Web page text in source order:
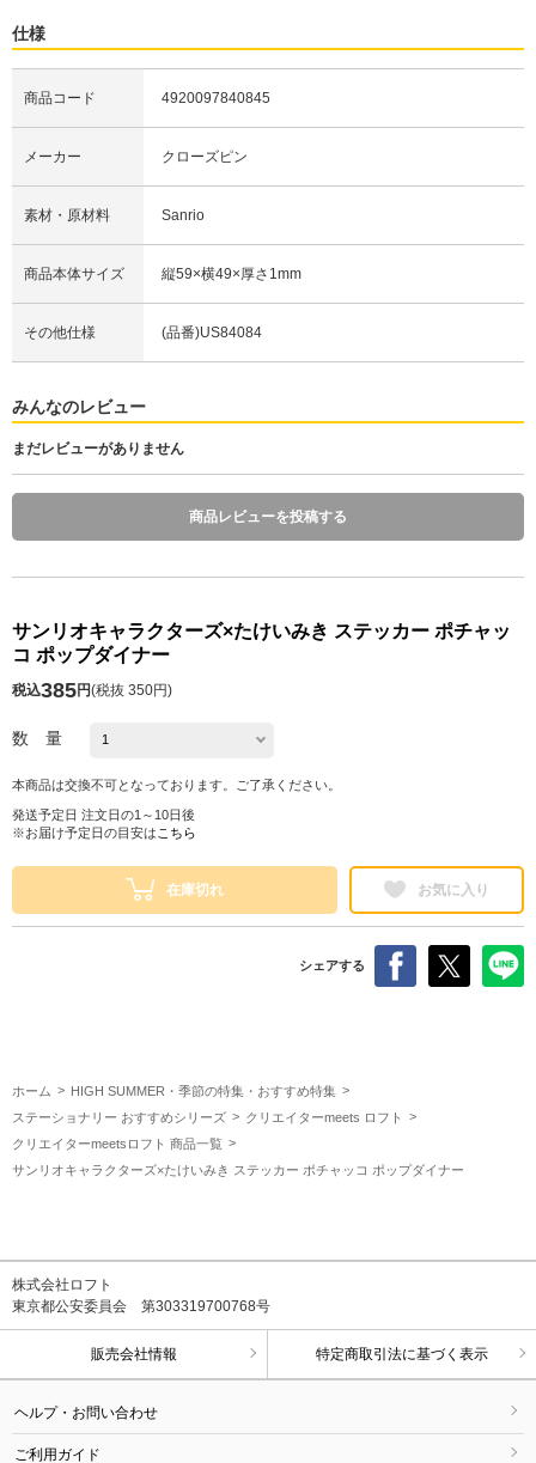
仕様
商品コード 4920097840845
メーカー クローズピン
素材・原材料 Sanrio
商品本体サイズ 縦59×横49×厚さ1mm
その他仕様 (品番)US84084
みんなのレビュー
まだレビューがありません
商品レビューを投稿する
サンリオキャラクターズ×たけいみき ステッカー ポチャッ
コ ポップダイナー
税込385円(税抜 350円)
数 量
本商品は交換不可となっております。ご了承ください。
発送予定日 注文日の1～10日後
※お届け予定日の目安は こちら
在庫切れ お気に入り
シェアする
ホーム
HIGH SUMMER・季節の特集・おすすめ特集
ステーショナリー おすすめシリーズ
クリエイターmeets ロフト
クリエイターmeetsロフト 商品一覧
サンリオキャラクターズ×たけいみき ステッカー ポチャッコ ポップダイナー
株式会社ロフト
東京都公安委員会 第303319700768号
販売会社情報 特定商取引法に基づく表示
ヘルプ・お問い合わせ
ご利用ガイド